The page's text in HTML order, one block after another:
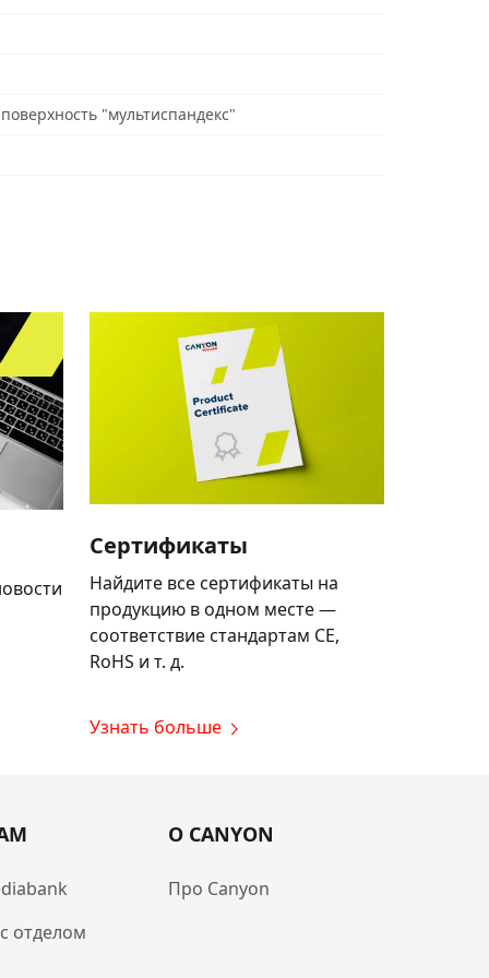
"мультиспандекс"
Сертификаты
Найдите все сертификаты на
продукцию в одном месте —
соответствие стандартам CE,
RoHS и т. д.
Узнать больше
отделом
О CANYON
Про Canyon